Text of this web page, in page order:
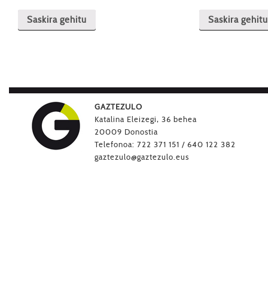
Saskira gehitu Saskira gehitu
GAZTEZULO
Katalina Eleizegi, 36 behea
20009 Donostia
Telefonoa: 722 371 151 / 640 122 382
gaztezulo@gaztezulo.eus